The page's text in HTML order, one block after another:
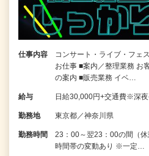
仕事内容
コンサート・ライブ・フェ
お仕事 ■案内／整理業務 お
の案内 ■販売業務 イベ…
給与 日給30,000円+交通費※深
勤務地 東京都／神奈川県
勤務時間
23：00～翌23：00の間（
時間帯の変動あり ※一定…